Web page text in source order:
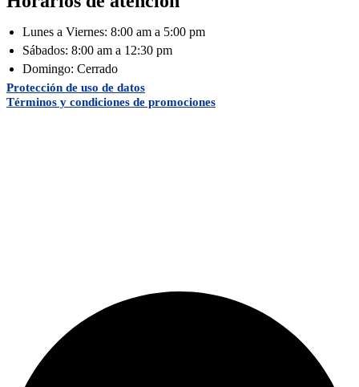
Lunes a Viernes: 8:00 am a 5:00 pm
Sábados: 8:00 am a 12:30 pm
Domingo: Cerrado
Protección de uso de datos
Términos y condiciones de promociones